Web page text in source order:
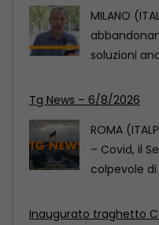
– Covid, il
colpevole di
“Mantenuto impegni
PORTO
evento